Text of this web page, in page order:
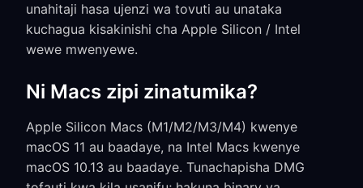
unahitaji hasa ujenzi wa tovuti au unataka
kuchagua kisakinishi cha Apple Silicon / Intel
wewe mwenyewe.
Ni Macs zipi zinatumika?
Apple Silicon Macs (M1/M2/M3/M4) kwenye
macOS 11 au baadaye, na Intel Macs kwenye
macOS 10.13 au baadaye. Tunachapisha DMG